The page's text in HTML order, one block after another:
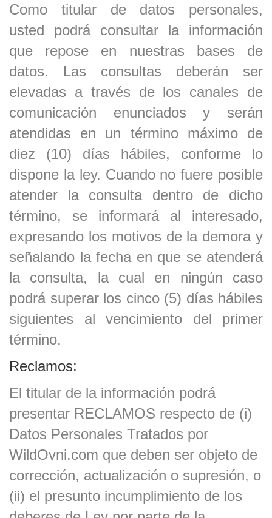
Como titular de datos personales,
usted podrá consultar la información
que repose en nuestras bases de
datos. Las consultas deberán ser
elevadas a través de los canales de
comunicación enunciados y serán
atendidas en un término máximo de
diez (10) días hábiles, conforme lo
dispone la ley. Cuando no fuere posible
atender la consulta dentro de dicho
término, se informará al interesado,
expresando los motivos de la demora y
señalando la fecha en que se atenderá
la consulta, la cual en ningún caso
podrá superar los cinco (5) días hábiles
siguientes al vencimiento del primer
término.
Reclamos:
El titular de la información podrá
presentar RECLAMOS respecto de (i)
Datos Personales Tratados por
WildOvni.com que deben ser objeto de
corrección, actualización o supresión, o
(ii) el presunto incumplimiento de los